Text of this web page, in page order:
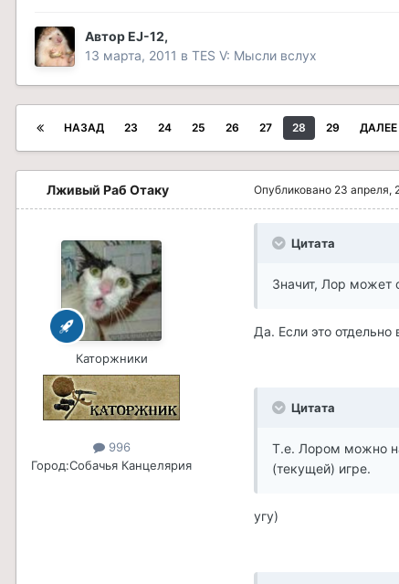
АвторEJ-12,
13 марта, 2011 в TES V: Мысли вслух
НАЗАД 23 24 25 26 27 28 29 ДАЛЕЕ
Лживый Раб Отаку
Каторжники
996
Город:Собачья Канцелярия
Опубликовано 23 апреля,
Цитата
Значит, Лор может
Да. Если это отдельно
Цитата
Т.е. Лором можно
(текущей) игре.
угу)